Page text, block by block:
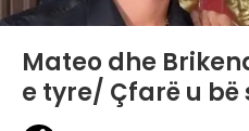
Mateo dhe
e tyre/ Çfarë u bë